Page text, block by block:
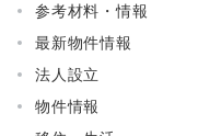
参考材料・情報
最新物件情報
法人設立
物件情報